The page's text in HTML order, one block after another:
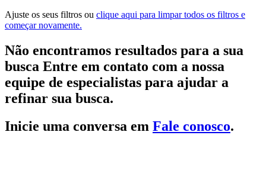
Ajuste os seus filtros ou clique aqui para limpar todos os filtros e
começar novamente.
Não encontramos resultados para a sua
busca Entre em contato com a nossa
equipe de especialistas para ajudar a
refinar sua busca.
Inicie uma conversa em Fale conosco.